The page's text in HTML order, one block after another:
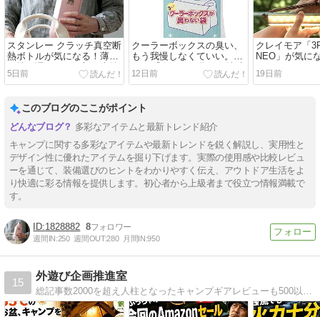
スタンレー クラッチ真空断
熱ボトルが気になる！薄型
で持ち運びやすい新作水筒
をチェック
5日前
クーラーボックスの臭い、
もう我慢しなくていい。
BOS「臭わない袋」が地味
に神アイテムかもしれない
12日前
クレイモア「
NEO」が気に
9500ルーメン
ン！！
19日前
このブログのここがポイント
多彩なアイテムと最新トレンド紹介
キャンプに関する多彩なアイテムや最新トレンドを鋭く解説し、実用性と
デザイン性に優れたアイテムを掘り下げます。実際の使用感や比較レビュ
ーを通じて、装備選びのヒントをわかりやすく伝え、アウトドア生活をよ
り快適に彩る情報を提供します。初心者から上級者まで役立つ情報満載で
す。
1828882 8
週間IN:250 週間OUT:280 月間IN:950
15
外遊び企画推進室
総記事数2000を超え人柱となったキャンプギアレビューも500以上あります。元カヤックガイドのキャンパーがグルキャンでワチャワチャ話すようなアウトドアブログ！カヤック乗り視点だけでなく陸キャンプ初心者の感想も毎日記事をアップ！